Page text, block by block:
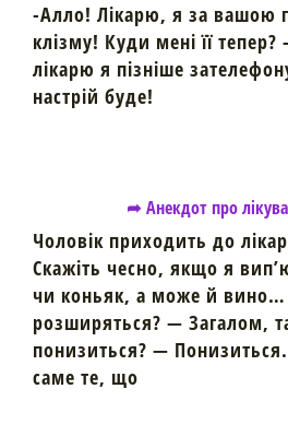
-Алло! Лікарю, я за вашою
клізму! Куди мені її
лікарю я пізніше
настрій буде!
➦ Анекдот про
Чоловік приходить до
Скажіть чесно, якщо я
чи коньяк, а може й
розширяться? — Загалом,
понизиться? —
саме те, що